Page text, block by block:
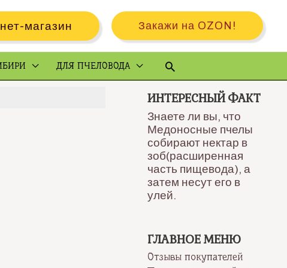
магазин Закажи на OZON!
ДЛЯ ПЧЕЛОВОДА Поиск
ИНТЕРЕСНЫЙ ФАКТ
Знаете ли вы, что
Медоносные пчелы
собирают нектар в
зоб(расширенная
часть пищевода), а
затем несут его в
улей.
ГЛАВНОЕ МЕНЮ
Отзывы покупателей